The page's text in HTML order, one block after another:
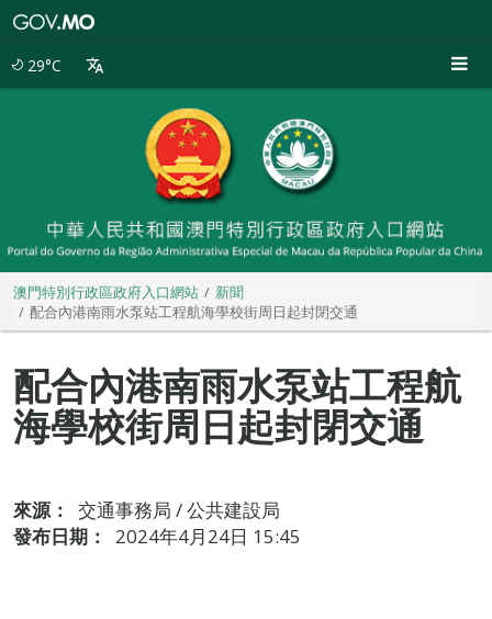
29°C
澳門特別行政區政府入口網站
新聞
配合內港南雨水泵站工程航海學校街周日起封閉交通
配合內港南雨水泵站工程航
海學校街周日起封閉交通
來源：
交通事務局 / 公共建設局
發布日期：
2024年4月24日 15:45